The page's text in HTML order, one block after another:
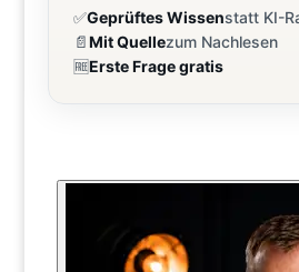
✅Geprüftes Wissenstatt KI-
📄Mit Quellezum Nachlesen
🆓Erste Frage gratis